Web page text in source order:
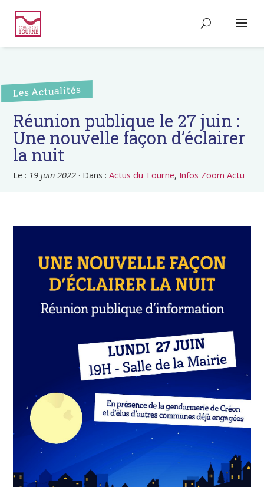
Les Actualités
Réunion publique le 27 juin :
Une nouvelle façon d’éclairer
la nuit
Le : 19 juin 2022 · Dans :Actus du Tourne, Infos Zoom Actu